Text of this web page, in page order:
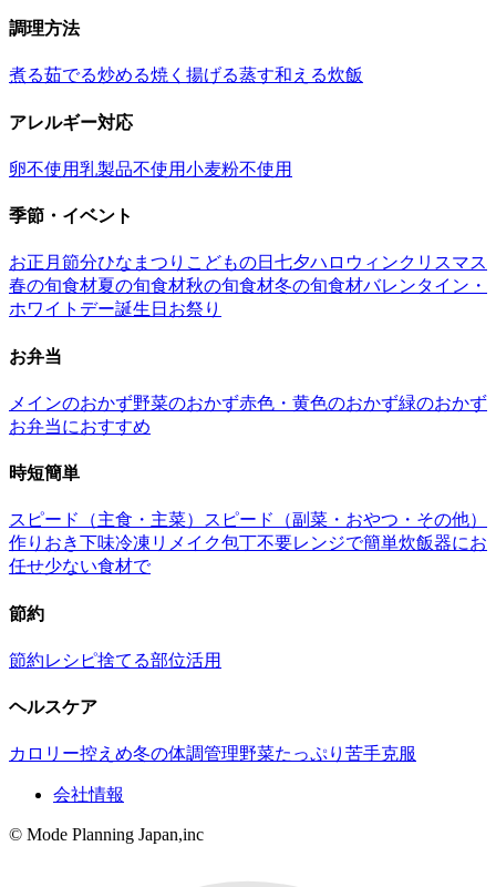
調理方法
煮る茹でる炒める焼く 揚げる蒸す和える炊飯
アレルギー対応
卵不使用乳製品不使用小麦粉不使用
季節・イベント
お正月 節分ひなまつり こどもの日 七夕ハロウィンクリスマス
春の旬食材夏の旬食材秋の旬食材冬の旬食材バレンタイン・
ホワイトデー誕生日 お祭り
お弁当
メインのおかず野菜のおかず赤色・黄色のおかず緑のおかず
お弁当におすすめ
時短簡単
スピード（主食・主菜）
スピード（副菜・おやつ・その他）
作りおき下味冷凍 リメイク包丁不要レンジで簡単炊飯器にお
任せ少ない食材で
節約
節約レシピ捨てる部位活用
ヘルスケア
カロリー控えめ冬の体調管理野菜たっぷり 苦手克服
会社情報
© Mode Planning Japan,inc